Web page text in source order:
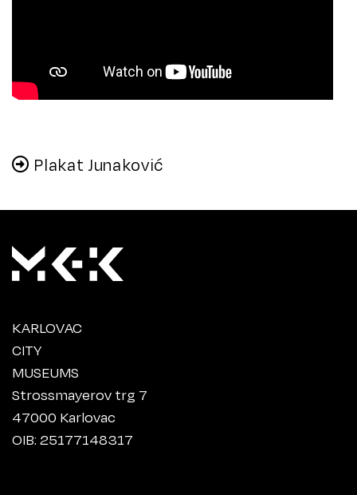
Plakat Junaković
KARLOVAC
CITY
MUSEUMS
Strossmayerov trg 7
47000 Karlovac
OIB: 25177148317